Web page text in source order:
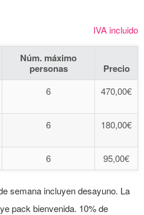
IVA incluido
Núm. máximo
personas
Precio
6 470,00€
6 180,00€
6 95,00€
semana incluyen desayuno. La
pack bienvenida. 10% de